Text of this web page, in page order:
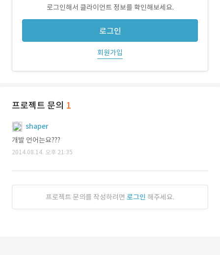
로그인해서 클라이언트 정보를 확인해보세요.
로그인
회원가입
프로젝트 문의 1
shaper
개발 언어는요???
2014.08.14. 오후 21:35
프로젝트 문의를 작성하려면 로그인 해주세요.